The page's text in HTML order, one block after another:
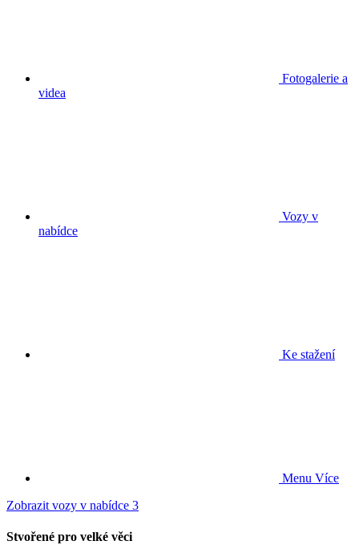
Fotogalerie a
videa
Vozy v
nabídce
Ke stažení
Menu Více
Zobrazit vozy v nabídce 3
Stvořené pro velké věci